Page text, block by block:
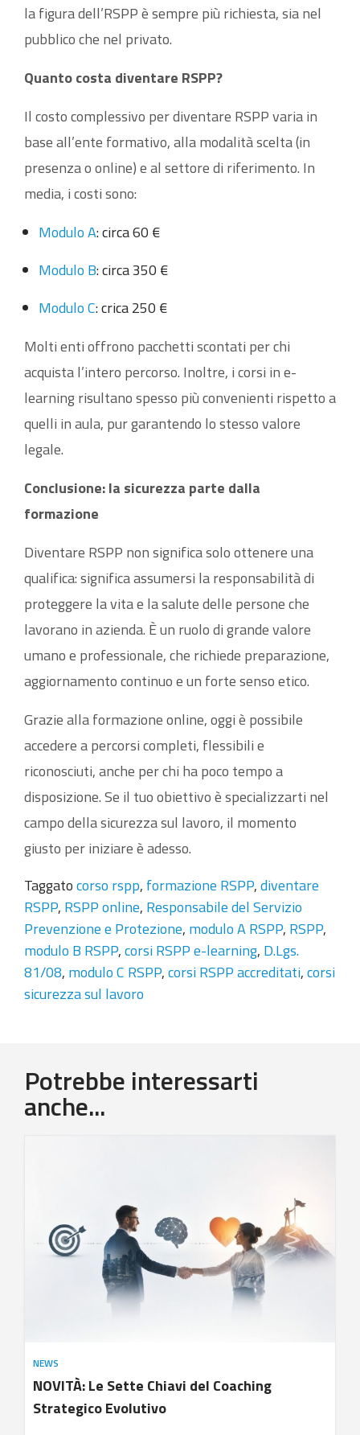
la figura dell’RSPP è sempre più richiesta, sia nel
pubblico che nel privato.
Quanto costa diventare RSPP?
Il costo complessivo per diventare RSPP varia in
base all’ente formativo, alla modalità scelta (in
presenza o online) e al settore di riferimento. In
media, i costi sono:
Modulo A: circa 60 €
Modulo B: circa 350 €
Modulo C: crica 250 €
Molti enti offrono pacchetti scontati per chi
acquista l’intero percorso. Inoltre, i corsi in e-
learning risultano spesso più convenienti rispetto a
quelli in aula, pur garantendo lo stesso valore
legale.
Conclusione: la sicurezza parte dalla
formazione
Diventare RSPP non significa solo ottenere una
qualifica: significa assumersi la responsabilità di
proteggere la vita e la salute delle persone che
lavorano in azienda. È un ruolo di grande valore
umano e professionale, che richiede preparazione,
aggiornamento continuo e un forte senso etico.
Grazie alla formazione online, oggi è possibile
accedere a percorsi completi, flessibili e
riconosciuti, anche per chi ha poco tempo a
disposizione. Se il tuo obiettivo è specializzarti nel
campo della sicurezza sul lavoro, il momento
giusto per iniziare è adesso.
Taggatocorso rspp, formazione RSPP,diventare
RSPP, RSPP online, Responsabile del Servizio
Prevenzione e Protezione, modulo A RSPP, RSPP,
modulo B RSPP,corsi RSPP e-learning, D.Lgs.
81/08, modulo C RSPP,corsi RSPP accreditati,corsi
sicurezza sul lavoro
Potrebbe interessarti
anche...
NEWS
NOVITÀ: Le Sette Chiavi del Coaching
Strategico Evolutivo